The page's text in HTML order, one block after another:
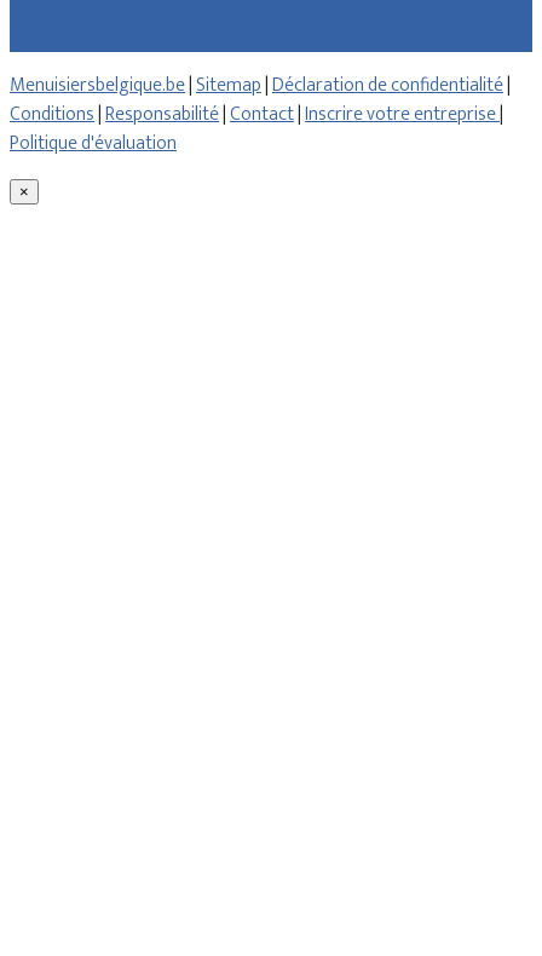
Menuisiersbelgique.be|Sitemap|Déclaration de confidentialité|
Conditions|Responsabilité|Contact|Inscrire votre entreprise|
Politique d'évaluation
×